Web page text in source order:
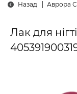
Назад Аврора
Лак для